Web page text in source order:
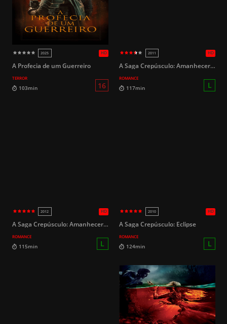
HD 2018
A Profecia de um Guerreiro
TERROR
A Saga Crepúsculo: Amanhecer Parte 1
ROMANCE
A Saga Crepúsculo: Amanhecer Parte 2
ROMANCE
A Saga Crepúsculo: Eclipse
ROMANCE